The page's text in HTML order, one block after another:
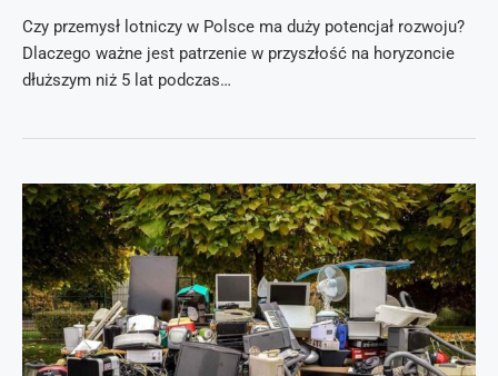
Czy przemysł lotniczy w Polsce ma duży potencjał rozwoju?
Dlaczego ważne jest patrzenie w przyszłość na horyzoncie
dłuższym niż 5 lat podczas…